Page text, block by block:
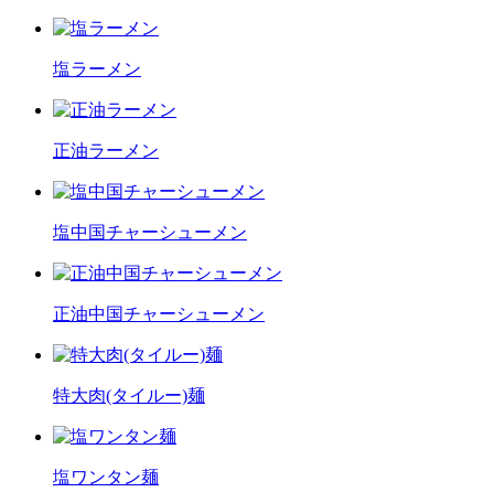
塩ラーメン
正油ラーメン
塩中国チャーシューメン
正油中国チャーシューメン
特大肉(タイルー)麺
塩ワンタン麺